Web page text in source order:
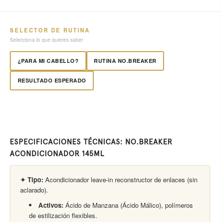
SELECTOR DE RUTINA
Selecciona lo que quieres saber
¿PARA MI CABELLO? RUTINA NO.BREAKER
RESULTADO ESPERADO
ESPECIFICACIONES TÉCNICAS: NO.BREAKER
ACONDICIONADOR 145ML
✦ Tipo: Acondicionador leave-in reconstructor de enlaces (sin
aclarado).
Activos: Ácido de Manzana (Ácido Málico), polímeros
de estilización flexibles.